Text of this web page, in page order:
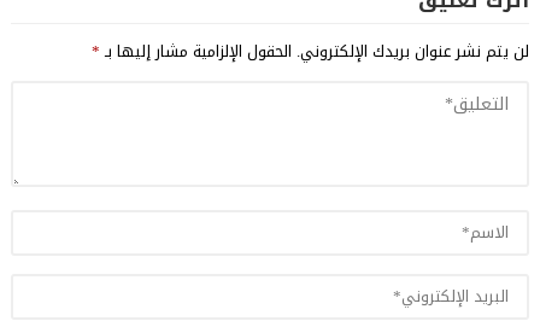
لن يتم نشر عنوان بريدك الإلكتروني. الحقول الإلزامية مشار إليها بـ*